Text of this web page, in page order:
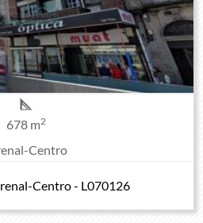
678 m2
Centro
Centro - L070126